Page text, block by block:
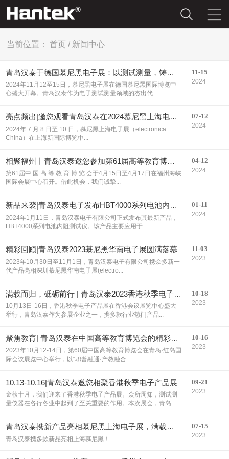
当前位置： 首页 / 新闻中心
青岛汉泰于德国慕尼黑电子展：以测试测量，铸合作之路！
2024年11月12至15日，慕尼黑电子展在德国慕尼黑国际博览中
心盛大开幕。青岛汉泰作为电子测试测量领域的杰出代...
11-15
2024
亮点频出|邀您观看青岛汉泰在2024慕尼黑上海电子展的精彩瞬间
2024年 7 月 8 日至 10 日，慕尼黑上海电子展（electronica
China）在上海新国际博览中...
07-12
2024
相聚福州丨青岛汉泰邀您参加第61届高等教育博览会
第61届中 国 高 等 教 育 博 览 会于4月15日至4月17日在福州海峡
国际会展中心召开。借此机会，我们诚挚...
04-12
2024
新品来袭|青岛汉泰电子发布HBT4000系列电池内阻测试仪，助力新能源产业质量提升
2024年1月11日，青岛汉泰电子有限公司正式发布其最新产品，
HBT4000系列电池内阻测试仪。该产品主要应用于...
01-11
2024
精彩回顾|青岛汉泰2023慕尼黑华南电子展圆满落幕
2023年10月30日至11月1日，青岛汉泰电子有限公司携众多新一
代产品亮相深圳慕尼黑华南电子展(electro...
11-03
2023
满载而归，砥砺前行 | 青岛汉泰2023香港秋季电子产品展圆满收官！
10月13日-16日，香港秋季电子产品展在香港会议展览中心盛大
举行，青岛汉泰作为参展企业之一，携多款行业热门产品...
10-18
2023
聚焦教育| 青岛汉泰在中国高等教育博览会的精彩瞬间
2023年10月12-14日，第60届中国高等教育博览会在青岛·红岛国
际会议展览中心举行，以“职普融通·产教融合...
10-16
2023
10.13-10.16|青岛汉泰邀您相聚香港秋季电子产品展
金秋十月，我们迎来了香港秋季电子产品展。众所周知，测试测
量仪器在各行各业中起到了至关重要的作用。本次展会，青岛
09-21
2023
青岛汉泰携新产品亮相慕尼黑上海电子展，满载而归！
青岛汉泰携多款新品亮相上海慕尼黑！
07-15
2023